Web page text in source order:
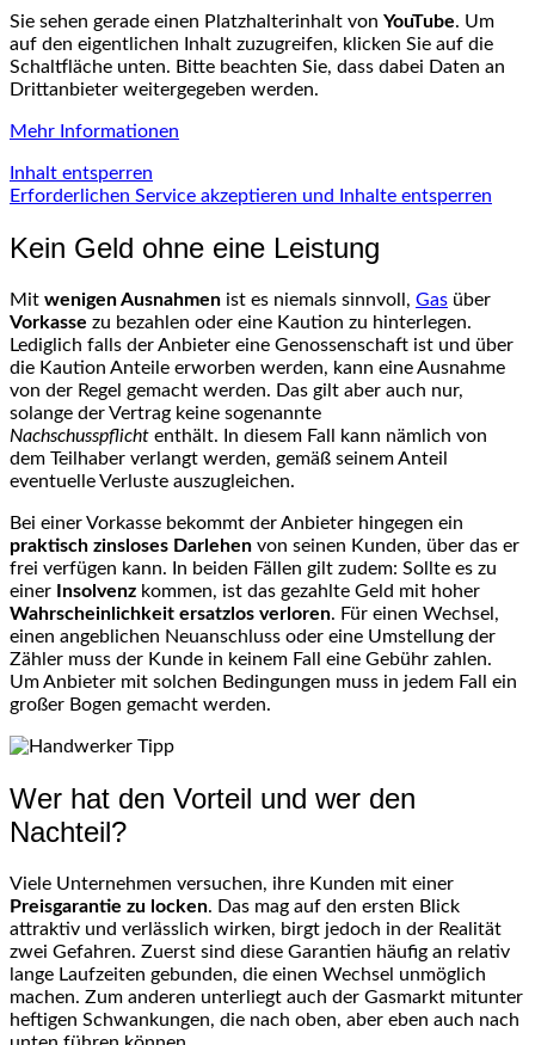
Sie sehen gerade einen Platzhalterinhalt von YouTube. Um
auf den eigentlichen Inhalt zuzugreifen, klicken Sie auf die
Schaltfläche unten. Bitte beachten Sie, dass dabei Daten an
Drittanbieter weitergegeben werden.
Mehr Informationen
Inhalt entsperren
Erforderlichen Service akzeptieren und Inhalte entsperren
Kein Geld ohne eine Leistung
Mit wenigen Ausnahmen ist es niemals sinnvoll, Gas über
Vorkasse zu bezahlen oder eine Kaution zu hinterlegen.
Lediglich falls der Anbieter eine Genossenschaft ist und über
die Kaution Anteile erworben werden, kann eine Ausnahme
von der Regel gemacht werden. Das gilt aber auch nur,
solange der Vertrag keine sogenannte
Nachschusspflicht enthält. In diesem Fall kann nämlich von
dem Teilhaber verlangt werden, gemäß seinem Anteil
eventuelle Verluste auszugleichen.
Bei einer Vorkasse bekommt der Anbieter hingegen ein
praktisch zinsloses Darlehen von seinen Kunden, über das er
frei verfügen kann. In beiden Fällen gilt zudem: Sollte es zu
einer
Insolvenz kommen, ist das gezahlte Geld mit hoher
Wahrscheinlichkeit ersatzlos verloren. Für einen Wechsel,
einen angeblichen Neuanschluss oder eine Umstellung der
Zähler muss der Kunde in keinem Fall eine Gebühr zahlen.
Um Anbieter mit solchen Bedingungen muss in jedem Fall ein
großer Bogen gemacht werden.
Wer hat den Vorteil und wer den
Nachteil?
Viele Unternehmen versuchen, ihre Kunden mit einer
Preisgarantie zu locken. Das mag auf den ersten Blick
attraktiv und verlässlich wirken, birgt jedoch in der Realität
zwei Gefahren. Zuerst sind diese Garantien häufig an relativ
lange Laufzeiten gebunden, die einen Wechsel unmöglich
machen. Zum anderen unterliegt auch der Gasmarkt mitunter
heftigen Schwankungen, die nach oben, aber eben auch nach